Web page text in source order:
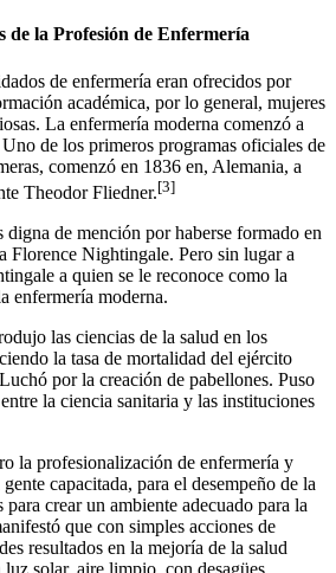
de la Profesión de Enfermería
de enfermería eran ofrecidos por
académica, por lo general, mujeres
La enfermería moderna comenzó a
de los primeros programas oficiales de
comenzó en 1836 en, Alemania, a
Theodor Fliedner.[3]
digna de mención por haberse formado en
Florence Nightingale. Pero sin lugar a
a quien se le reconoce como la
enfermería moderna.
las ciencias de la salud en los
la tasa de mortalidad del ejército
por la creación de pabellones. Puso
la ciencia sanitaria y las instituciones
la profesionalización de enfermería y
capacitada, para el desempeño de la
para crear un ambiente adecuado para la
que con simples acciones de
resultados en la mejoría de la salud
solar, aire limpio, con desagües